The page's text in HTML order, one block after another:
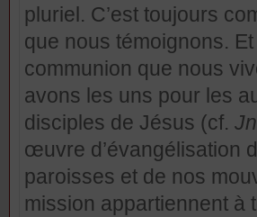
pluriel. C’est toujours
que nous témoignons.
communion que nous
avons les uns pour les
disciples de Jésus (cf. Jn
œuvre d’évangélisation
paroisses et de nos
mission appartiennent à